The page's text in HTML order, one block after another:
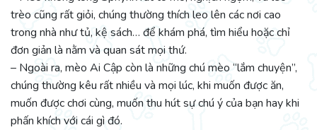
trèo cũng rất giỏi, chúng thường thích leo lên các nơi cao
trong nhà như tủ, kệ sách… để khám phá, tìm hiểu hoặc chỉ
đơn giản là nằm và quan sát mọi thứ.
– Ngoài ra, mèo Ai Cập còn là những chú mèo “lắm chuyện”,
chúng thường kêu rất nhiều và mọi lúc, khi muốn được ăn,
muốn được chơi cùng, muốn thu hút sự chú ý của bạn hay khi
phấn khích với cái gì đó.